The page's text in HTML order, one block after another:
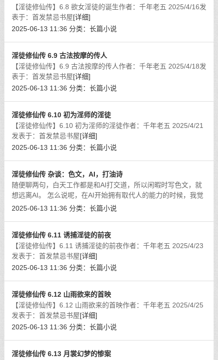
【淫徒修仙传】6.8 欲女淫徒的诞生作者：千年老五 2025/4/16发
表于：首发禁忌书屋[详细]
2025-06-13 11:36 分类： 长篇小说
淫徒修仙传 6.9 古法按摩的传人
【淫徒修仙传】6.9 古法按摩的传人作者：千年老五 2025/4/18发
表于：首发禁忌书屋[详细]
2025-06-13 11:36 分类： 长篇小说
淫徒修仙传 6.10 初为淫师的淫徒
【淫徒修仙传】6.10 初为淫师的淫徒作者：千年老五 2025/4/21
发表于：首发禁忌书屋[详细]
2025-06-13 11:36 分类： 长篇小说
淫徒修仙传 杂谈：色文，AI，打油诗
随便聊两句，白天工作都是和AI打交道，所以闲暇时写色文，就
想远离AI。 怎么说呢，在AI开始拥有取代人的能力的时候，我觉
得人类最宝贵的就是创造和欣赏。创造，就是AI无法想到的东
2025-06-13 11:36 分类： 长篇小说
淫徒修仙传 6.11 诱捕淫徒的前夜
【淫徒修仙传】6.11 诱捕淫徒的前夜作者：千年老五 2025/4/23
发表于：首发禁忌书屋[详细]
2025-06-13 11:36 分类： 长篇小说
淫徒修仙传 6.12 山雨欲来的首映
【淫徒修仙传】6.12 山雨欲来的首映作者：千年老五 2025/4/25
发表于：首发禁忌书屋[详细]
2025-06-13 11:36 分类： 长篇小说
淫徒修仙传 6.13 月裳幻梦的惨案